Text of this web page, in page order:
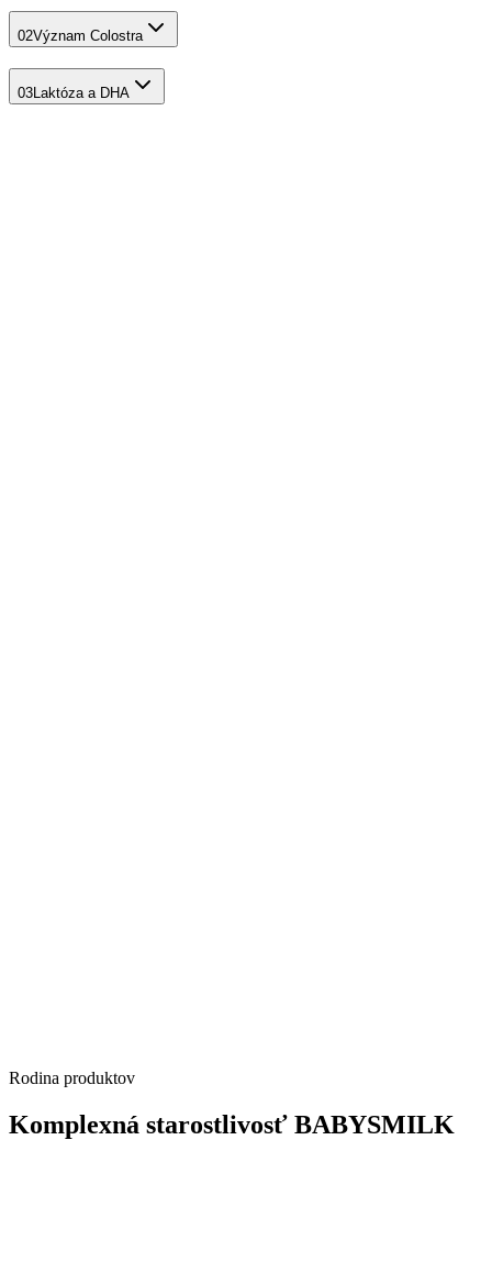
02Význam Colostra
03Laktóza a DHA
Rodina produktov
Komplexná starostlivosť BABYSMILK